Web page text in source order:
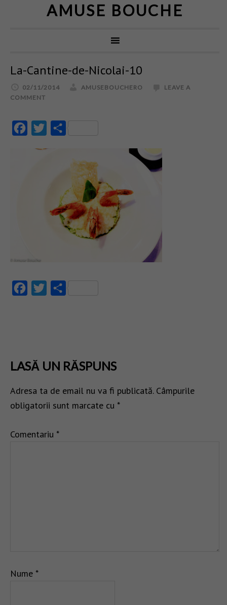
AMUSE BOUCHE
La-Cantine-de-Nicolai-10
02/11/2014 AMUSEBOUCHERO
LEAVE A
COMMENT
FacebookTwitter
FacebookTwitter
LASĂ UN RĂSPUNS
Adresa ta de email nu va fi publicată. Câmpurile
obligatorii sunt marcate cu *
Comentariu *
Nume *